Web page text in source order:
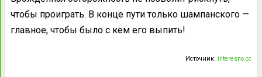
чтобы проиграть. В конце пути только шампанского —
главное, чтобы было с кем его выпить!
Источник:interesno.cc